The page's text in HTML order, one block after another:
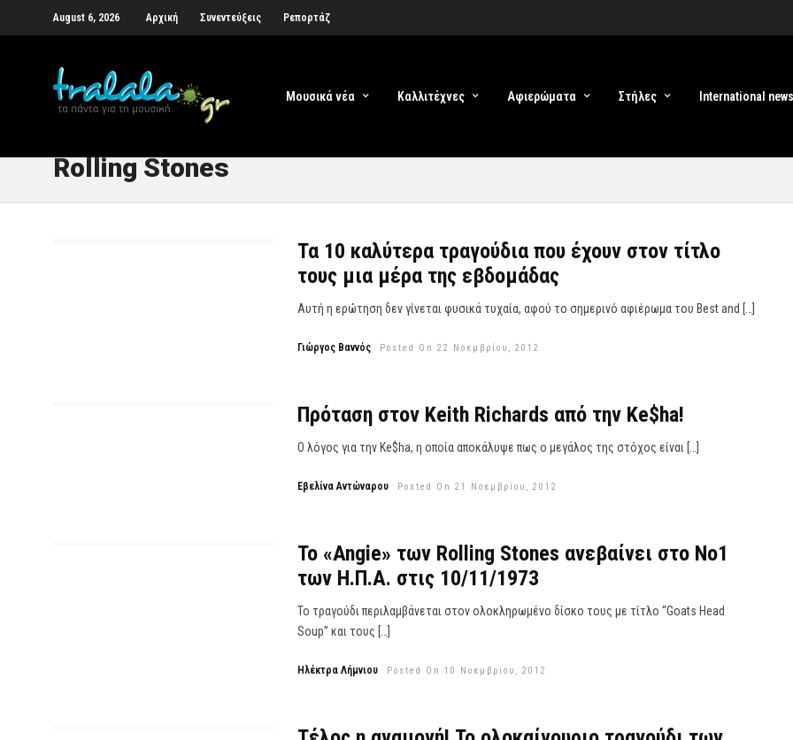
August 6, 2026 Αρχική Συνεντεύξεις Ρεπορτάζ
Μουσικά νέα Καλλιτέχνες Αφιερώματα Στήλες International news
Rolling Stones
Τα 10 καλύτερα τραγούδια που έχουν στον τίτλο
τους μια μέρα της εβδομάδας
Αυτή η ερώτηση δεν γίνεται φυσικά τυχαία, αφού το σημερινό αφιέρωμα του Best and […]
Γιώργος Βαννός Posted On 22 Νοεμβρίου, 2012
Πρόταση στον Keith Richards από την Ke$ha!
Ο λόγος για την Ke$ha, η οποία αποκάλυψε πως ο μεγάλος της στόχος είναι […]
Εβελίνα Αντώναρου Posted On 21 Νοεμβρίου, 2012
Το «Angie» των Rolling Stones ανεβαίνει στο Νο1
των Η.Π.Α. στις 10/11/1973
Το τραγούδι περιλαμβάνεται στον ολοκληρωμένο δίσκο τους με τίτλο “Goats Head
Soup” και τους […]
Ηλέκτρα Λήμνιου Posted On 10 Νοεμβρίου, 2012